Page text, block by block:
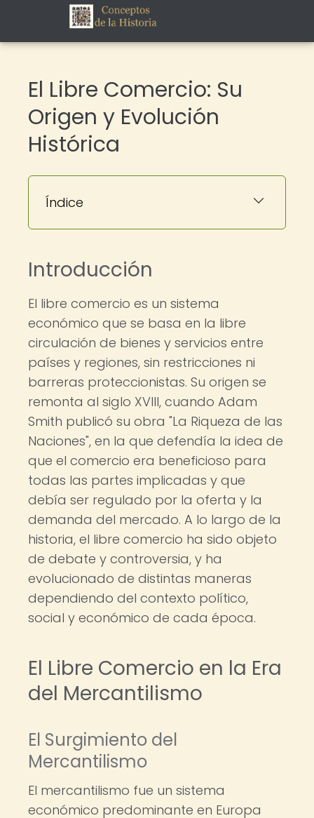
El Libre Comercio: Su
Origen y Evolución
Histórica
Índice
Introducción
El libre comercio es un sistema
económico que se basa en la libre
circulación de bienes y servicios entre
países y regiones, sin restricciones ni
barreras proteccionistas. Su origen se
remonta al siglo XVIII, cuando Adam
Smith publicó su obra "La Riqueza de las
Naciones", en la que defendía la idea de
que el comercio era beneficioso para
todas las partes implicadas y que
debía ser regulado por la oferta y la
demanda del mercado. A lo largo de la
historia, el libre comercio ha sido objeto
de debate y controversia, y ha
evolucionado de distintas maneras
dependiendo del contexto político,
social y económico de cada época.
El Libre Comercio en la Era
del Mercantilismo
El Surgimiento del
Mercantilismo
El mercantilismo fue un sistema
económico predominante en Europa